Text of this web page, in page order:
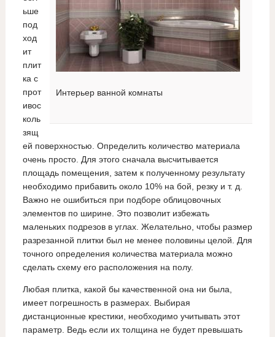
Интерьер ванной комнаты
ьше
под
ход
ит
плит
ка с
прот
ивос
коль
зящ
ей поверхностью. Определить количество материала
очень просто. Для этого сначала высчитывается
площадь помещения, затем к полученному результату
необходимо прибавить около 10% на бой, резку и т. д.
Важно не ошибиться при подборе облицовочных
элементов по ширине. Это позволит избежать
маленьких подрезов в углах. Желательно, чтобы размер
разрезанной плитки был не менее половины целой. Для
точного определения количества материала можно
сделать схему его расположения на полу.
Любая плитка, какой бы качественной она ни была,
имеет погрешность в размерах. Выбирая
дистанционные крестики, необходимо учитывать этот
параметр. Ведь если их толщина не будет превышать